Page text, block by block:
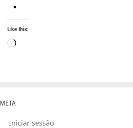
Like this:
Loading…
META
Iniciar sessão